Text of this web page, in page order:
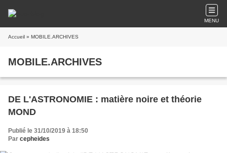
MENU
Accueil » MOBILE.ARCHIVES
MOBILE.ARCHIVES
DE L'ASTRONOMIE : matière noire et théorie
MOND
Publié le 31/10/2019 à 18:50
Par cepheides